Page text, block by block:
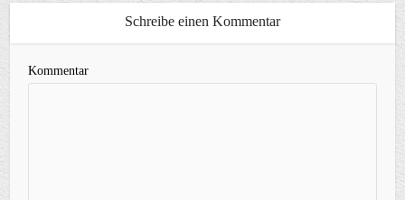
Schreibe einen Kommentar
Kommentar